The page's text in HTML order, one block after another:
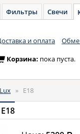
Фильтры Свечи
и оплата
Корзина: пока пуста.
» E18